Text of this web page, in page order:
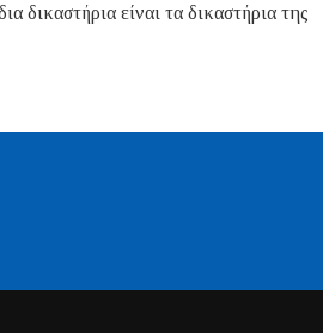
δικαστήρια είναι τα δικαστήρια της